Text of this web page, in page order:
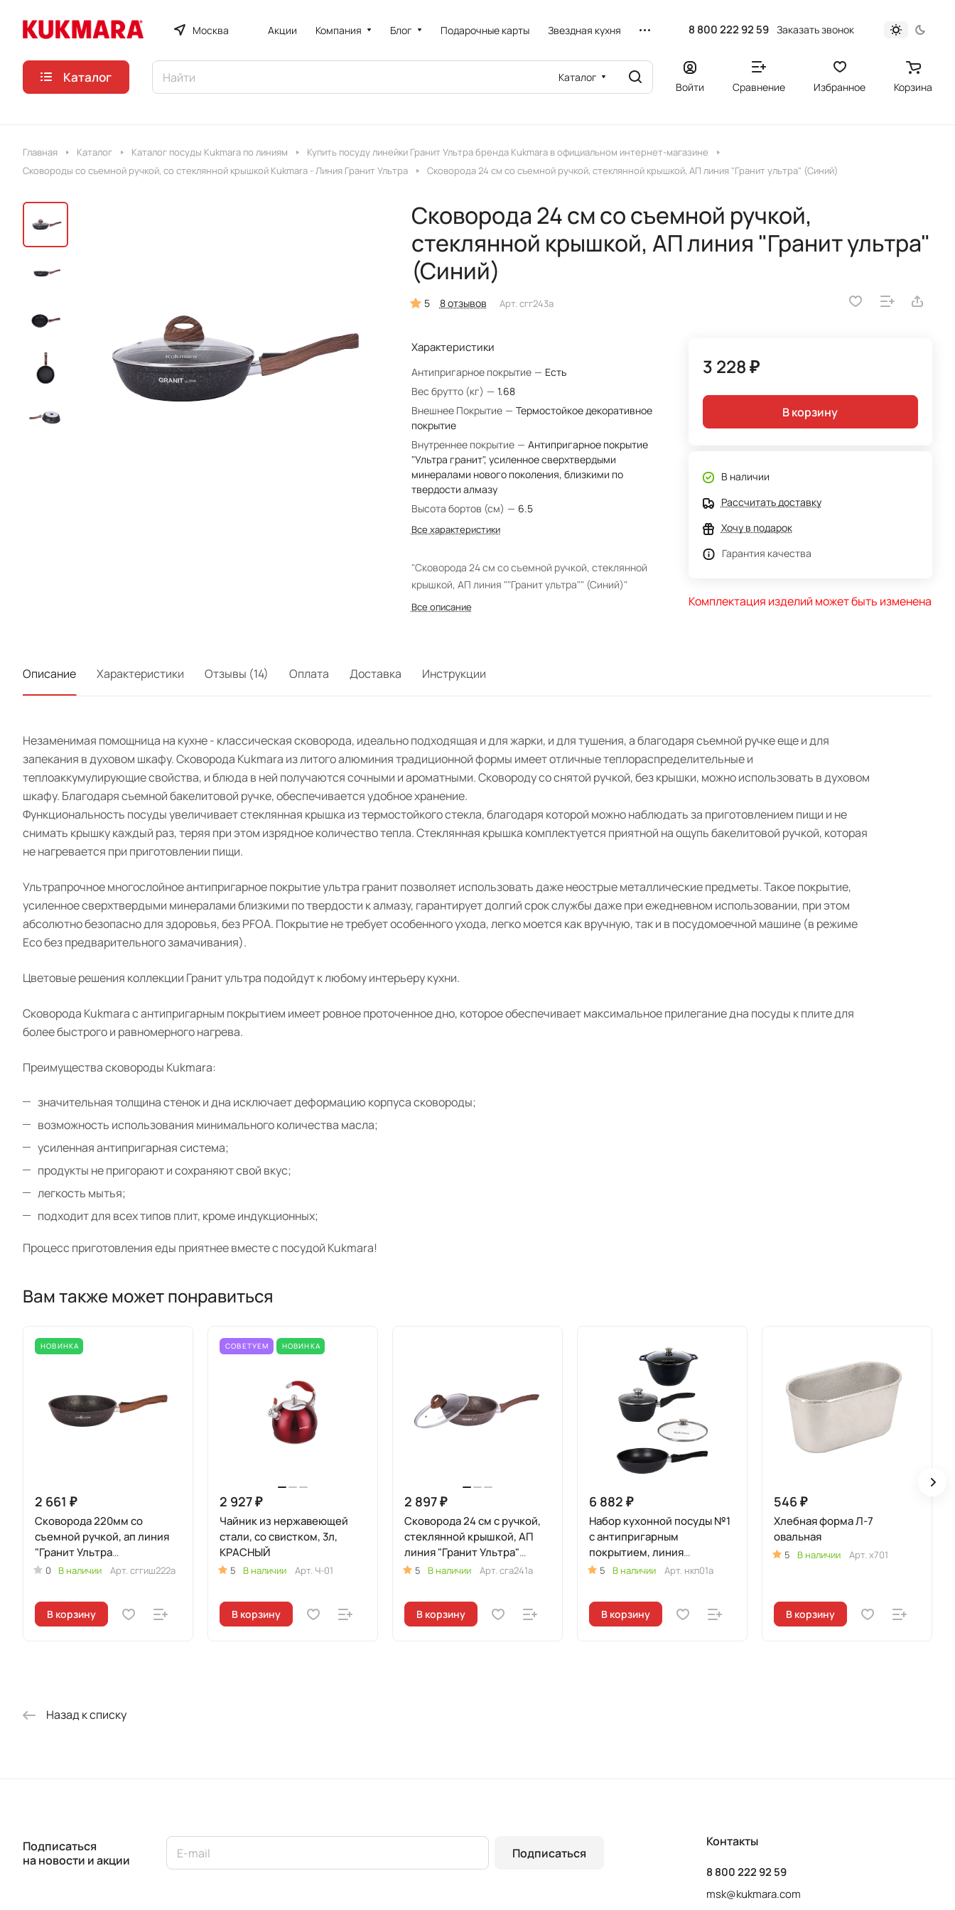
Москва Акции Компания Блог Подарочные карты Звездная кухня 8 800 222 92 59 Заказать звонок
Каталог Каталог
Войти Сравнение Избранное Корзина
Главная Каталог Каталог посуды Kukmara по линиям
Купить посуду линейки Гранит Ультра бренда Kukmara в официальном интернет-магазине
Сковороды со съемной ручкой, со стеклянной крышкой Kukmara - Линия Гранит Ультра
Сковорода 24 см со съемной ручкой, стеклянной крышкой, АП линия "Гранит ультра" (Синий)
Сковорода 24 см со съемной ручкой,
стеклянной крышкой, АП линия "Гранит ультра"
(Синий)
5 8 отзывов Арт. сгг243а
Характеристики
Антипригарное покрытие — Есть
Вес брутто (кг) — 1.68
Внешнее Покрытие — Термостойкое декоративное
покрытие
Внутреннее покрытие — Антипригарное покрытие
"Ультра гранит", усиленное сверхтвердыми
минералами нового поколения, близкими по
твердости алмазу
Высота бортов (см) — 6.5
Все характеристики
"Сковорода 24 см со съемной ручкой, стеклянной
крышкой, АП линия ""Гранит ультра"" (Синий)"
Все описание
3 228 ₽
В корзину
В наличии
Рассчитать доставку
Хочу в подарок
Гарантия качества
Комплектация изделий может быть изменена
Описание Характеристики Отзывы (14) Оплата Доставка Инструкции
Незаменимая помощница на кухне - классическая сковорода, идеально подходящая и для жарки, и для тушения, а благодаря съемной ручке еще и для
запекания в духовом шкафу. Сковорода Kukmara из литого алюминия традиционной формы имеет отличные теплораспределительные и
теплоаккумулирующие свойства, и блюда в ней получаются сочными и ароматными. Сковороду со снятой ручкой, без крышки, можно использовать в духовом
шкафу. Благодаря съемной бакелитовой ручке, обеспечивается удобное хранение.
Функциональность посуды увеличивает стеклянная крышка из термостойкого стекла, благодаря которой можно наблюдать за приготовлением пищи и не
снимать крышку каждый раз, теряя при этом изрядное количество тепла. Стеклянная крышка комплектуется приятной на ощупь бакелитовой ручкой, которая
не нагревается при приготовлении пищи.
Ультрапрочное многослойное антипригарное покрытие ультра гранит позволяет использовать даже неострые металлические предметы. Такое покрытие,
усиленное сверхтвердыми минералами близкими по твердости к алмазу, гарантирует долгий срок службы даже при ежедневном использовании, при этом
абсолютно безопасно для здоровья, без PFOA. Покрытие не требует особенного ухода, легко моется как вручную, так и в посудомоечной машине (в режиме
Eco без предварительного замачивания).
Цветовые решения коллекции Гранит ультра подойдут к любому интерьеру кухни.
Сковорода Kukmara с антипригарным покрытием имеет ровное проточенное дно, которое обеспечивает максимальное прилегание дна посуды к плите для
более быстрого и равномерного нагрева.
Преимущества сковороды Kukmara:
значительная толщина стенок и дна исключает деформацию корпуса сковороды;
возможность использования минимального количества масла;
усиленная антипригарная система;
продукты не пригорают и сохраняют свой вкус;
легкость мытья;
подходит для всех типов плит, кроме индукционных;
Процесс приготовления еды приятнее вместе с посудой Kukmara!
Вам также может понравиться
НОВИНКА
2 661 ₽
Сковорода 220мм со
съемной ручкой, ап линия
"Гранит Ультра
Индукционная" (синий)
0 В наличии Арт. сггиш222а
В корзину
СОВЕТУЕМ НОВИНКА
2 927 ₽
Чайник из нержавеющей
стали, со свистком, 3л,
КРАСНЫЙ
5 В наличии Арт. Ч-01
В корзину
2 897 ₽
Сковорода 24 см с ручкой,
стеклянной крышкой, АП
линия "Гранит Ультра"
(Красный)
5 В наличии Арт. сга241а
В корзину
6 882 ₽
Набор кухонной посуды №1
с антипригарным
покрытием, линия
"Традиция" (к41а, с247а,
5 В наличии Арт. нкп01а
В корзину
546 ₽
Хлебная форма Л-7
овальная
5 В наличии Арт. х701
В корзину
Назад к списку
Подписаться
на новости и акции
Подписаться
Контакты
8 800 222 92 59
msk@kukmara.com